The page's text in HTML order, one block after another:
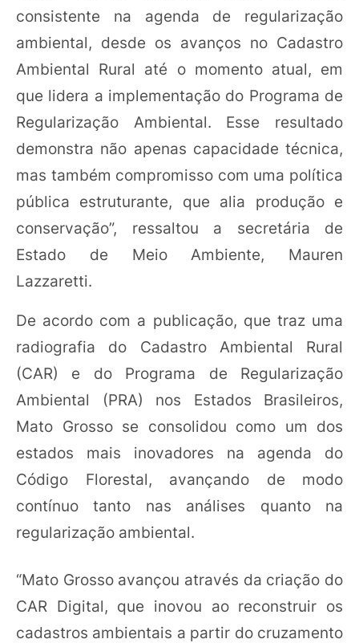
consistente na agenda de regularização
ambiental, desde os avanços no Cadastro
Ambiental Rural até o momento atual, em
que lidera a implementação do Programa de
Regularização Ambiental. Esse resultado
demonstra não apenas capacidade técnica,
mas também compromisso com uma política
pública estruturante, que alia produção e
conservação”, ressaltou a secretária de
Estado de Meio Ambiente, Mauren
Lazzaretti.
De acordo com a publicação, que traz uma
radiografia do Cadastro Ambiental Rural
(CAR) e do Programa de Regularização
Ambiental (PRA) nos Estados Brasileiros,
Mato Grosso se consolidou como um dos
estados mais inovadores na agenda do
Código Florestal, avançando de modo
contínuo tanto nas análises quanto na
regularização ambiental.
“Mato Grosso avançou através da criação do
CAR Digital, que inovou ao reconstruir os
cadastros ambientais a partir do cruzamento